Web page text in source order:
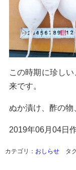
この時期に珍し
来です。
ぬか漬け、酢の物
2019年06月04日
カテゴリ： おしらせ タ